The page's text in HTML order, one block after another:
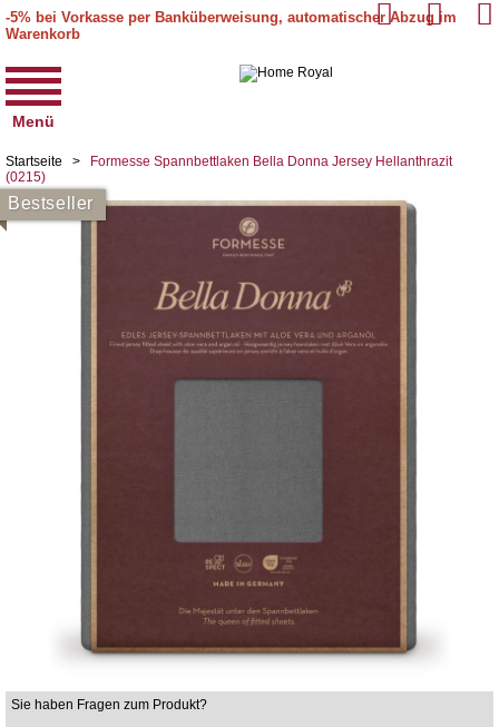
-5% bei Vorkasse per Banküberweisung, automatischer Abzug im
Warenkorb
Menü
Startseite >
Formesse Spannbettlaken Bella Donna Jersey Hellanthrazit
(0215)
Bestseller
Sie haben Fragen zum Produkt?